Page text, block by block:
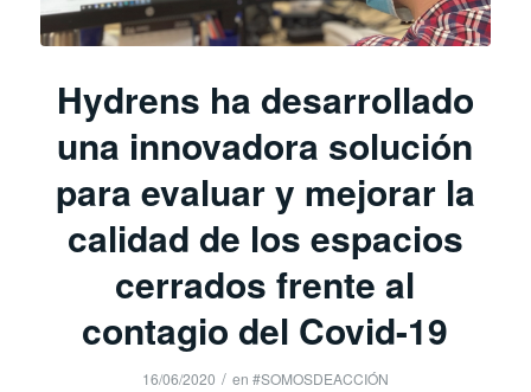
Hydrens ha desarrollado
una innovadora solución
para evaluar y mejorar la
calidad de los espacios
cerrados frente al
contagio del Covid-19
16/06/2020 / en #SOMOSDEACCIÓN